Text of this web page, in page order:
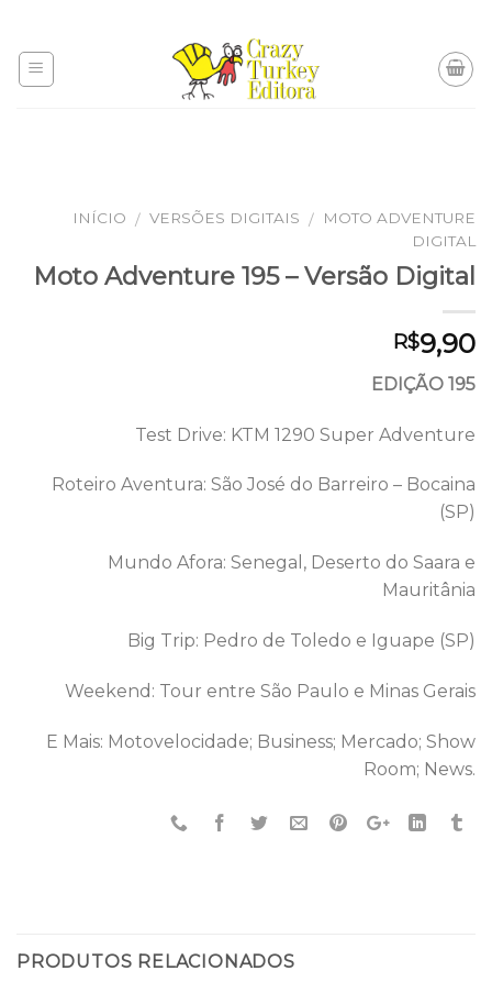
content
INÍCIO / VERSÕES DIGITAIS /
MOTO ADVENTURE
DIGITAL
Moto Adventure 195 – Versão Digital
R$9,90
EDIÇÃO 195
Test Drive: KTM 1290 Super Adventure
Roteiro Aventura: São José do Barreiro – Bocaina
(SP)
Mundo Afora: Senegal, Deserto do Saara e
Mauritânia
Big Trip: Pedro de Toledo e Iguape (SP)
Weekend: Tour entre São Paulo e Minas Gerais
E Mais: Motovelocidade; Business; Mercado; Show
Room; News.
PRODUTOS RELACIONADOS